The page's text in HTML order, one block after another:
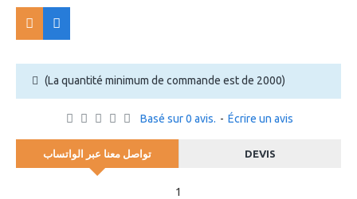
Basé sur 0 avis. - Écrire un avis
(La quantité minimum de commande est de 2000)
تواصل معنا عبر الواتساب DEVIS
1